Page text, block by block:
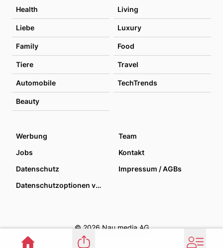
Health Living
Liebe Luxury
Family Food
Tiere Travel
Automobile TechTrends
Beauty
Werbung
Team
Jobs
Kontakt
Datenschutz
Impressum / AGBs
Datenschutzoptionen verwalten
© 2026 Nau media AG